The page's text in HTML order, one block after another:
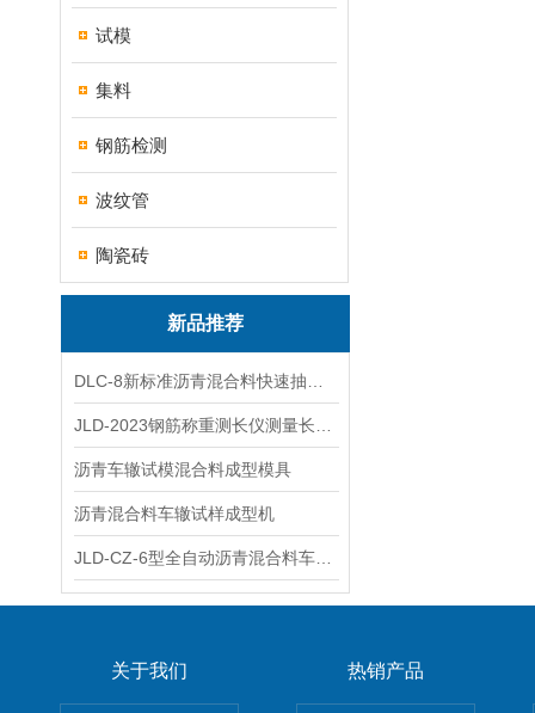
试模
集料
钢筋检测
波纹管
陶瓷砖
新品推荐
沥青车辙试模混合料成型模具
沥青混合料车辙试样成型机
关于我们 热销产品